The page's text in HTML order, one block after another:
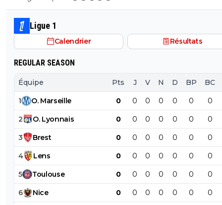
Ligue 1
Calendrier Résultats
REGULAR SEASON
Équipe Pts J V N D BP BC
1 O. Marseille 0 0 0 0 0 0 0
2 O. Lyonnais 0 0 0 0 0 0 0
3 Brest 0 0 0 0 0 0 0
4 Lens 0 0 0 0 0 0 0
5 Toulouse 0 0 0 0 0 0 0
6 Nice 0 0 0 0 0 0 0